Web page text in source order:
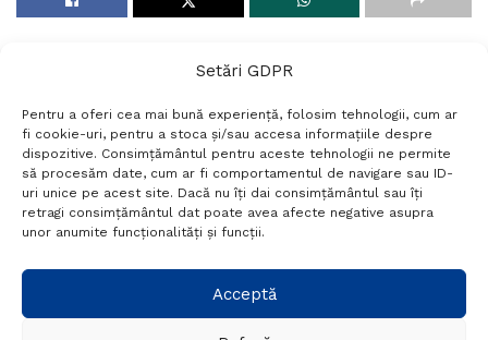
Setări GDPR
Pentru a oferi cea mai bună experiență, folosim tehnologii, cum ar
fi cookie-uri, pentru a stoca și/sau accesa informațiile despre
dispozitive. Consimțământul pentru aceste tehnologii ne permite
să procesăm date, cum ar fi comportamentul de navigare sau ID-
uri unice pe acest site. Dacă nu îți dai consimțământul sau îți
retragi consimțământul dat poate avea afecte negative asupra
unor anumite funcționalități și funcții.
Acceptă
Termeni si conditii
Politică de confidențialitate
Politica cookies
Setări GDPR
+40 788 760 194